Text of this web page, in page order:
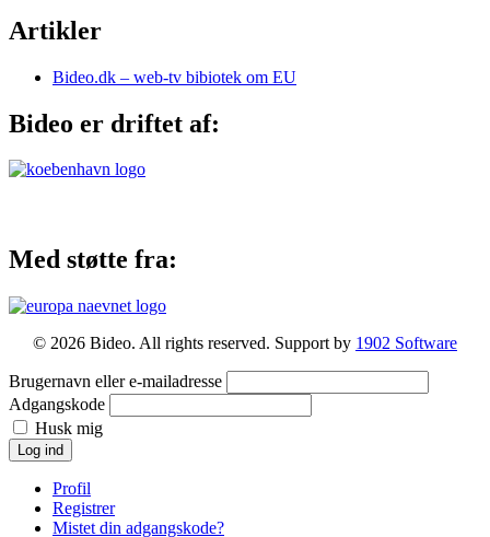
Artikler
Bideo.dk – web-tv bibiotek om EU
Bideo er driftet af:
Med støtte fra:
© 2026 Bideo. All rights reserved. Support by 1902 Software
Brugernavn eller e-mailadresse
Adgangskode
Husk mig
Log ind
Profil
Registrer
Mistet din adgangskode?